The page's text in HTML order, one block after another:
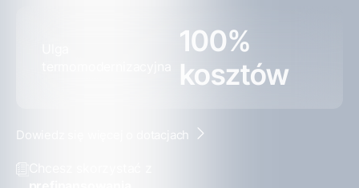
100%
kosztów
Dowiedz się więcej o dotacjach